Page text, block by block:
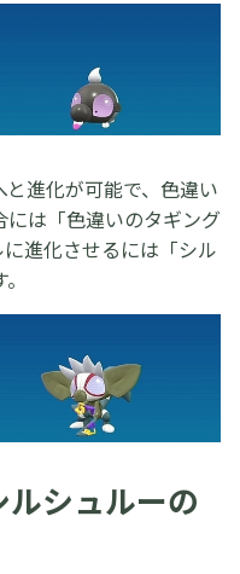
進化が可能で、色違い
は「色違いのタギング
進化させるには「シル
シュルーの